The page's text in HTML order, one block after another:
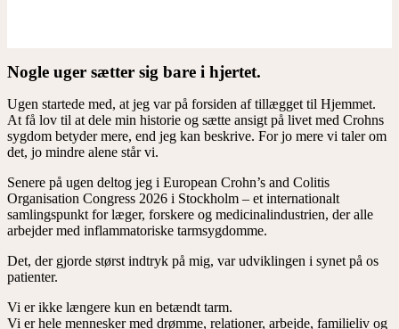
Nogle uger sætter sig bare i hjertet.
Ugen startede med, at jeg var på forsiden af tillægget til Hjemmet.
At få lov til at dele min historie og sætte ansigt på livet med Crohns
sygdom betyder mere, end jeg kan beskrive. For jo mere vi taler om
det, jo mindre alene står vi.
Senere på ugen deltog jeg i European Crohn’s and Colitis
Organisation Congress 2026 i Stockholm – et internationalt
samlingspunkt for læger, forskere og medicinalindustrien, der alle
arbejder med inflammatoriske tarmsygdomme.
Det, der gjorde størst indtryk på mig, var udviklingen i synet på os
patienter.
Vi er ikke længere kun en betændt tarm.
Vi er hele mennesker med drømme, relationer, arbejde, familieliv og